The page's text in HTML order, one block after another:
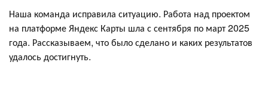
Наша команда исправила ситуацию. Работа над проектом
на платформе Яндекс Карты шла с сентября по март 2025
года. Рассказываем, что было сделано и каких результатов
удалось достигнуть.